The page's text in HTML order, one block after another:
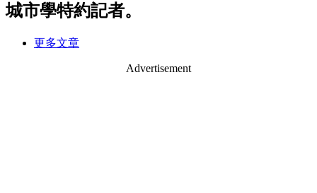
城市學特約記者。
更多文章
Advertisement